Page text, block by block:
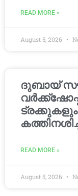
READ MORE »
August 5, 2026
ദുബായ്
READ MORE »
August 5, 2026